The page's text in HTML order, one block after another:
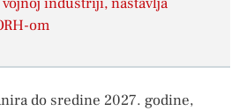
om
do sredine 2027. godine,